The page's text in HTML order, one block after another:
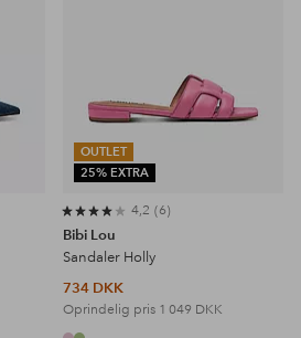
OUTLET
25% EXTRA
4,2 6
Bibi Lou
Sandaler Holly
734 DKK
Oprindelig pris 1 049 DKK